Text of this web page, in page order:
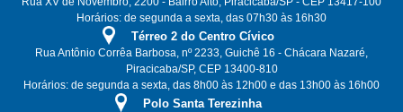
Horários: de segunda a sexta, das 07h30 às 16h30
Térreo 2 do Centro Cívico
Rua Antônio Corrêa Barbosa, nº 2233, Guichê 16 - Chácara Nazaré,
Piracicaba/SP, CEP 13400-810
Horários: de segunda a sexta, das 8h00 às 12h00 e das 13h00 às 16h00
Polo Santa Terezinha